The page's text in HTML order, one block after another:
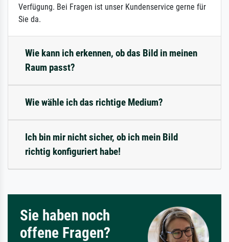
Verfügung. Bei Fragen ist unser Kundenservice gerne für
Sie da.
Wie kann ich erkennen, ob das Bild in meinen
Raum passt?
Wie wähle ich das richtige Medium?
Ich bin mir nicht sicher, ob ich mein Bild
richtig konfiguriert habe!
Sie haben noch
offene Fragen?